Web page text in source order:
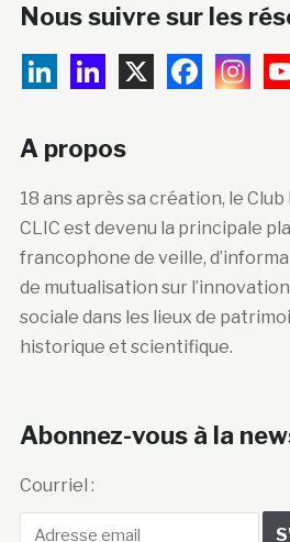
Nous suivre sur les
A propos
18 ans après sa création, le
CLIC est devenu la principale
francophone de veille,
de mutualisation sur
sociale dans les lieux de
historique et scientifique.
Abonnez-vous à la
Courriel :